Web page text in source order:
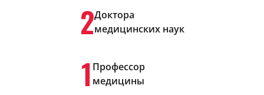
2Доктора
медицинских наук
1 Профессор
медицины